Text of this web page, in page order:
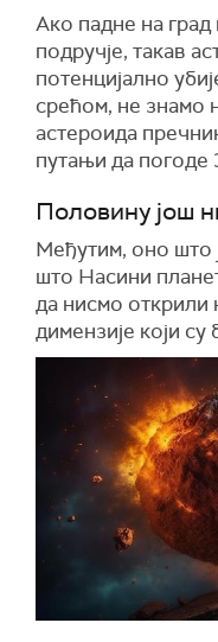
Ако падне на
подручје, такав
потенцијално
срећом, не знамо
астероида
путањи да погоде
Половину још
Међутим, оно што
што Насини
да нисмо открили
димензије који